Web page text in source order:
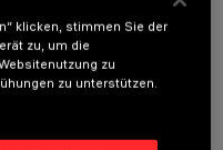
klicken, stimmen Sie der
zu, um die
zu
zu unterstützen.